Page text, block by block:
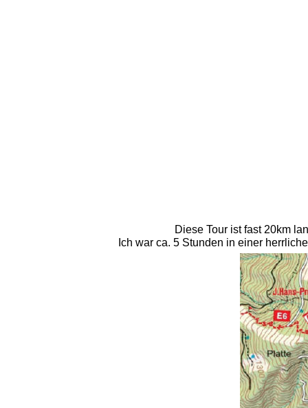
Diese Tour ist fast 20km
Ich war ca. 5 Stunden in einer